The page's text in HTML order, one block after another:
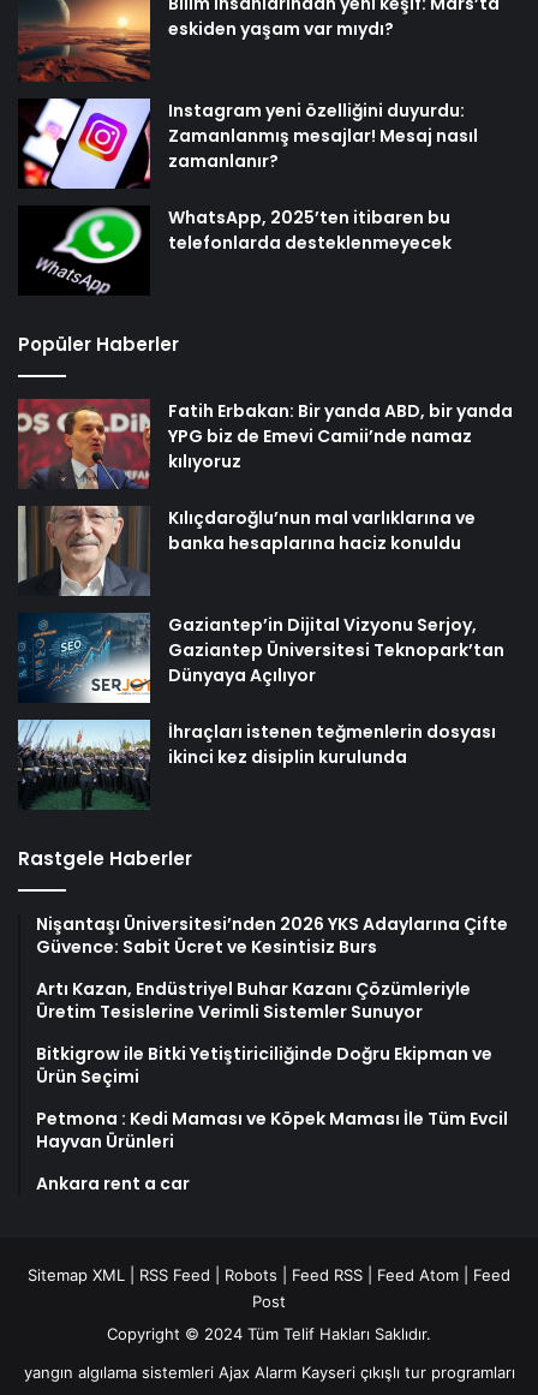
eskiden yaşam var mıydı?
Instagram yeni özelliğini duyurdu:
Zamanlanmış mesajlar! Mesaj nasıl
zamanlanır?
WhatsApp, 2025’ten itibaren bu
telefonlarda desteklenmeyecek
Popüler Haberler
Fatih Erbakan: Bir yanda ABD, bir yanda
YPG biz de Emevi Camii’nde namaz
kılıyoruz
Kılıçdaroğlu’nun mal varlıklarına ve
banka hesaplarına haciz konuldu
Gaziantep’in Dijital Vizyonu Serjoy,
Gaziantep Üniversitesi Teknopark’tan
Dünyaya Açılıyor
İhraçları istenen teğmenlerin dosyası
ikinci kez disiplin kurulunda
Rastgele Haberler
Nişantaşı Üniversitesi’nden 2026 YKS Adaylarına Çifte
Güvence: Sabit Ücret ve Kesintisiz Burs
Artı Kazan, Endüstriyel Buhar Kazanı Çözümleriyle
Üretim Tesislerine Verimli Sistemler Sunuyor
Bitkigrow ile Bitki Yetiştiriciliğinde Doğru Ekipman ve
Ürün Seçimi
Petmona : Kedi Maması ve Köpek Maması İle Tüm Evcil
Hayvan Ürünleri
Ankara rent a car
Sitemap XML RSS Feed Robots Feed RSS Feed Atom
Feed
Post
Copyright © 2024 Tüm Telif Hakları Saklıdır.
yangın algılama sistemleri Ajax Alarm Kayseri çıkışlı tur programları